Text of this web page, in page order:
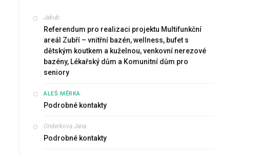
Jakub:
Referendum pro realizaci projektu Multifunkční
areál Zubří – vnitřní bazén, wellness, bufet s
dětským koutkem a kuželnou, venkovní nerezové
bazény, Lékařský dům a Komunitní dům pro
seniory
ALEŠ MĚRKA:
Podrobné kontakty
Onderkova Jana:
Podrobné kontakty